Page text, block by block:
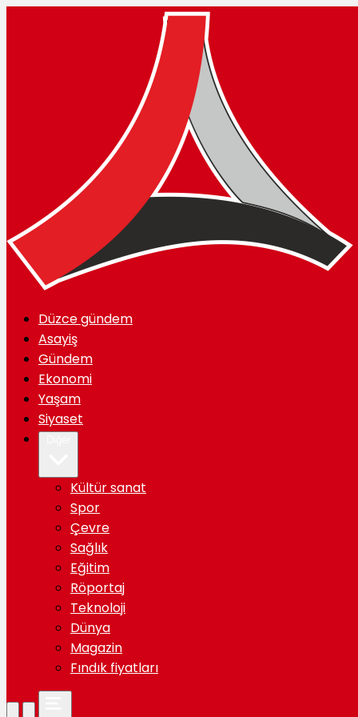
Düzce gündem
Asayiş
Gündem
Ekonomi
Yaşam
Siyaset
Kültür sanat
Spor
Çevre
Sağlık
Eğitim
Röportaj
Teknoloji
Dünya
Magazin
Fındık fiyatları